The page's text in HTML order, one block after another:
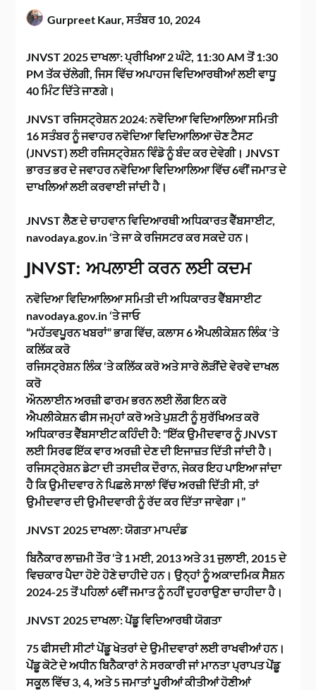
Gurpreet Kaur,ਸਤੰਬਰ 10, 2024
JNVST 2025 ਦਾਖਲਾ:ਪ੍ਰੀਖਿਆ 2 ਘੰਟੇ, 11:30 AM ਤੋਂ 1:30
PM ਤੱਕ ਚੱਲੇਗੀ, ਜਿਸ ਵਿੱਚ ਅਪਾਹਜ ਵਿਦਿਆਰਥੀਆਂ ਲਈ ਵਾਧੂ
40 ਮਿੰਟ ਦਿੱਤੇ ਜਾਣਗੇ।
JNVST ਰਜਿਸਟ੍ਰੇਸ਼ਨ 2024: ਨਵੋਦਿਆ ਵਿਦਿਆਲਿਆ ਸਮਿਤੀ
16 ਸਤੰਬਰ ਨੂੰ ਜਵਾਹਰ ਨਵੋਦਿਆ ਵਿਦਿਆਲਿਆ ਚੋਣ ਟੈਸਟ
(JNVST) ਲਈ ਰਜਿਸਟ੍ਰੇਸ਼ਨ ਵਿੰਡੋ ਨੂੰ ਬੰਦ ਕਰ ਦੇਵੇਗੀ। JNVST
ਭਾਰਤ ਭਰ ਦੇ ਜਵਾਹਰ ਨਵੋਦਿਆ ਵਿਦਿਆਲਿਆ ਵਿੱਚ 6ਵੀਂ ਜਮਾਤ ਦੇ
ਦਾਖਲਿਆਂ ਲਈ ਕਰਵਾਈ ਜਾਂਦੀ ਹੈ।
JNVST ਲੈਣ ਦੇ ਚਾਹਵਾਨ ਵਿਦਿਆਰਥੀ ਅਧਿਕਾਰਤ ਵੈੱਬਸਾਈਟ,
navodaya.gov.in ‘ਤੇ ਜਾ ਕੇ ਰਜਿਸਟਰ ਕਰ ਸਕਦੇ ਹਨ।
JNVST: ਅਪਲਾਈ ਕਰਨ ਲਈ ਕਦਮ
ਨਵੋਦਿਆ ਵਿਦਿਆਲਿਆ ਸਮਿਤੀ ਦੀ ਅਧਿਕਾਰਤ ਵੈੱਬਸਾਈਟ
navodaya.gov.in ‘ਤੇ ਜਾਓ
“ਮਹੱਤਵਪੂਰਨ ਖਬਰਾਂ” ਭਾਗ ਵਿੱਚ, ਕਲਾਸ 6 ਐਪਲੀਕੇਸ਼ਨ ਲਿੰਕ ‘ਤੇ
ਕਲਿੱਕ ਕਰੋ
ਰਜਿਸਟ੍ਰੇਸ਼ਨ ਲਿੰਕ ‘ਤੇ ਕਲਿੱਕ ਕਰੋ ਅਤੇ ਸਾਰੇ ਲੋੜੀਂਦੇ ਵੇਰਵੇ ਦਾਖਲ
ਕਰੋ
ਔਨਲਾਈਨ ਅਰਜ਼ੀ ਫਾਰਮ ਭਰਨ ਲਈ ਲੌਗ ਇਨ ਕਰੋ
ਐਪਲੀਕੇਸ਼ਨ ਫੀਸ ਜਮ੍ਹਾਂ ਕਰੋ ਅਤੇ ਪੁਸ਼ਟੀ ਨੂੰ ਸੁਰੱਖਿਅਤ ਕਰੋ
ਅਧਿਕਾਰਤ ਵੈੱਬਸਾਈਟ ਕਹਿੰਦੀ ਹੈ: “ਇੱਕ ਉਮੀਦਵਾਰ ਨੂੰ JNVST
ਲਈ ਸਿਰਫ ਇੱਕ ਵਾਰ ਅਰਜ਼ੀ ਦੇਣ ਦੀ ਇਜਾਜ਼ਤ ਦਿੱਤੀ ਜਾਂਦੀ ਹੈ।
ਰਜਿਸਟ੍ਰੇਸ਼ਨ ਡੇਟਾ ਦੀ ਤਸਦੀਕ ਦੌਰਾਨ, ਜੇਕਰ ਇਹ ਪਾਇਆ ਜਾਂਦਾ
ਹੈ ਕਿ ਉਮੀਦਵਾਰ ਨੇ ਪਿਛਲੇ ਸਾਲਾਂ ਵਿੱਚ ਅਰਜ਼ੀ ਦਿੱਤੀ ਸੀ, ਤਾਂ
ਉਮੀਦਵਾਰ ਦੀ ਉਮੀਦਵਾਰੀ ਨੂੰ ਰੱਦ ਕਰ ਦਿੱਤਾ ਜਾਵੇਗਾ।”
JNVST 2025 ਦਾਖਲਾ: ਯੋਗਤਾ ਮਾਪਦੰਡ
ਬਿਨੈਕਾਰ ਲਾਜ਼ਮੀ ਤੌਰ ‘ਤੇ 1 ਮਈ, 2013 ਅਤੇ 31 ਜੁਲਾਈ, 2015 ਦੇ
ਵਿਚਕਾਰ ਪੈਦਾ ਹੋਏ ਹੋਣੇ ਚਾਹੀਦੇ ਹਨ। ਉਨ੍ਹਾਂ ਨੂੰ ਅਕਾਦਮਿਕ ਸੈਸ਼ਨ
2024-25 ਤੋਂ ਪਹਿਲਾਂ 6ਵੀਂ ਜਮਾਤ ਨੂੰ ਨਹੀਂ ਦੁਹਰਾਉਣਾ ਚਾਹੀਦਾ ਹੈ।
JNVST 2025 ਦਾਖਲਾ: ਪੇਂਡੂ ਵਿਦਿਆਰਥੀ ਯੋਗਤਾ
75 ਫੀਸਦੀ ਸੀਟਾਂ ਪੇਂਡੂ ਖੇਤਰਾਂ ਦੇ ਉਮੀਦਵਾਰਾਂ ਲਈ ਰਾਖਵੀਆਂ ਹਨ।
ਪੇਂਡੂ ਕੋਟੇ ਦੇ ਅਧੀਨ ਬਿਨੈਕਾਰਾਂ ਨੇ ਸਰਕਾਰੀ ਜਾਂ ਮਾਨਤਾ ਪ੍ਰਾਪਤ ਪੇਂਡੂ
ਸਕੂਲ ਵਿੱਚ 3, 4, ਅਤੇ 5 ਜਮਾਤਾਂ ਪੂਰੀਆਂ ਕੀਤੀਆਂ ਹੋਣੀਆਂ